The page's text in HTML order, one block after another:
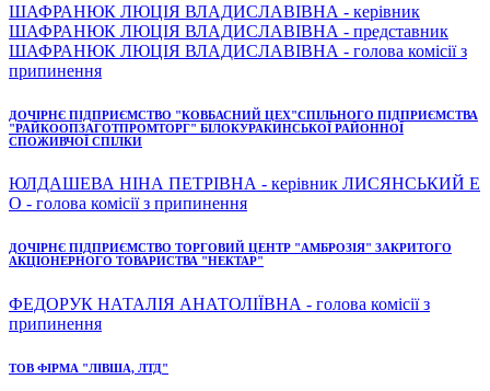
ШАФРАНЮК ЛЮЦІЯ ВЛАДИСЛАВІВНА - керівник
ШАФРАНЮК ЛЮЦІЯ ВЛАДИСЛАВІВНА - представник
ШАФРАНЮК ЛЮЦІЯ ВЛАДИСЛАВІВНА - голова комісії з
припинення
ДОЧІРНЄ ПІДПРИЄМСТВО "КОВБАСНИЙ ЦЕХ"СПІЛЬНОГО ПІДПРИЄМСТВА
"РАЙКООПЗАГОТПРОМТОРГ" БІЛОКУРАКИНСЬКОЇ РАЙОННОЇ
СПОЖИВЧОЇ СПІЛКИ
ЮЛДАШЕВА НІНА ПЕТРІВНА - керівник ЛИСЯНСЬКИЙ Е
О - голова комісії з припинення
ДОЧІРНЄ ПІДПРИЄМСТВО ТОРГОВИЙ ЦЕНТР "АМБРОЗІЯ" ЗАКРИТОГО
АКЦІОНЕРНОГО ТОВАРИСТВА "НЕКТАР"
ФЕДОРУК НАТАЛІЯ АНАТОЛІЇВНА - голова комісії з
припинення
ТОВ ФІРМА "ЛІВША, ЛТД"